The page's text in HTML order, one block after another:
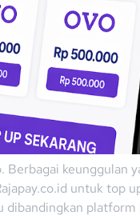
keunggulan
untuk top
dibandingkan